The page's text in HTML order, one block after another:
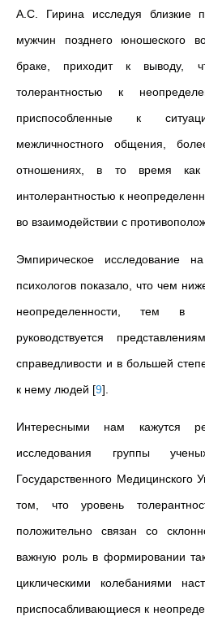
А.С.
Гирина исследуя близкие
мужчин позднего юношеского
браке, приходит к выводу,
толерантностью к
приспособленные к
межличностного общения,
отношениях, в то время
интолерантностью к
во взаимодействии с
Эмпирическое исследование
психологов показало, что чем
неопределенности, тем в
руководствуется
справедливости и в большей
к нему людей [9]
Интересными нам кажутся
исследования группы
Государственного Медицинского
том, что уровень
положительно связан со
важную роль в формировании
циклическими колебаниями
приспосабливающиеся к